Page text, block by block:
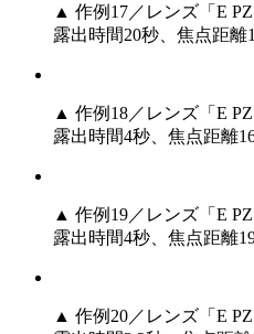
▲ 作例17／レンズ「E PZ
露出時間20秒、焦点距離
▲ 作例18／レンズ「E PZ
露出時間4秒、焦点距離
▲ 作例19／レンズ「E PZ
露出時間4秒、焦点距離
▲ 作例20／レンズ「E PZ